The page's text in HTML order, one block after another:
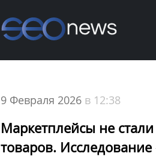
9 Февраля 2026 в 12:38
Маркетплейсы не
товаров.